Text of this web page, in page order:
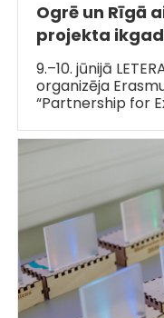
Ogrē un Rīgā
projekta
9.–10. jūnijā
organizēja
“Partnership for